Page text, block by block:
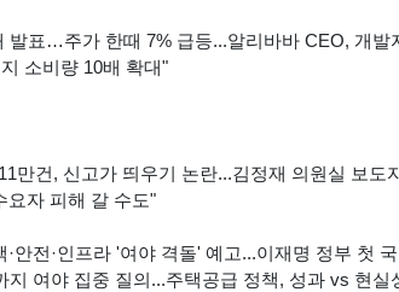
표…주가 한때 7% 급등...알리바바 CEO, 개발
소비량 10배 확대"
만건, 신고가 띄우기 논란...김정재 의원실 보도
요자 피해 갈 수도"
전·인프라 '여야 격돌' 예고...이재명 정부 첫
지 여야 집중 질의...주택공급 정책, 성과 vs 현